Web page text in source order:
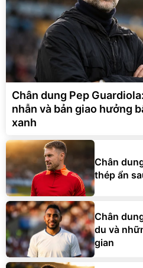
Chân dung Pep
nhẫn và bản giao hưởng
xanh
Chân
thép ẩn
Chân
du và
gian